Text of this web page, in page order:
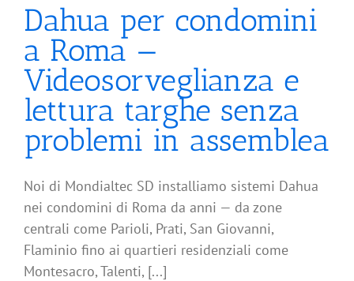
Dahua per condomini
a Roma —
Videosorveglianza e
lettura targhe senza
problemi in assemblea
Noi di Mondialtec SD installiamo sistemi Dahua
nei condomini di Roma da anni — da zone
centrali come Parioli, Prati, San Giovanni,
Flaminio fino ai quartieri residenziali come
Montesacro, Talenti, [...]